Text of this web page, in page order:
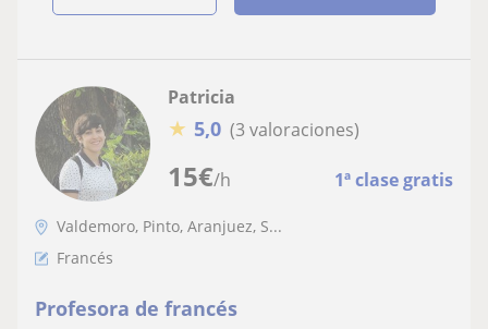
15€/h 1ª clase gratis
Patricia
★ 5,0 (3 valoraciones)
Valdemoro, Pinto, Aranjuez, S...
Francés
Profesora de francés